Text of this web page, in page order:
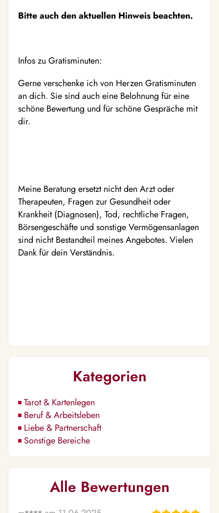
Bitte auch den aktuellen Hinweis beachten.
Infos zu Gratisminuten:
Gerne verschenke ich von Herzen Gratisminuten
an dich. Sie sind auch eine Belohnung für eine
schöne Bewertung und für schöne Gespräche mit
dir.
Meine Beratung ersetzt nicht den Arzt oder
Therapeuten, Fragen zur Gesundheit oder
Krankheit (Diagnosen), Tod, rechtliche Fragen,
Börsengeschäfte und sonstige Vermögensanlagen
sind nicht Bestandteil meines Angebotes. Vielen
Dank für dein Verständnis.
Kategorien
Tarot & Kartenlegen
Beruf & Arbeitsleben
Liebe & Partnerschaft
Sonstige Bereiche
Alle Bewertungen